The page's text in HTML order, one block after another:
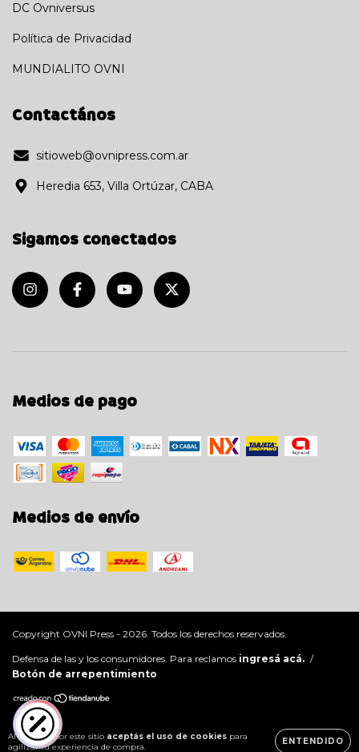
Al navegar por este sitio aceptás el uso de cookies para
agilizar tu experiencia de compra.
ENTENDIDO
DC Ovniversus
Política de Privacidad
MUNDIALITO OVNI
Contactános
sitioweb@ovnipress.com.ar
Heredia 653, Villa Ortúzar, CABA
Sigamos conectados
Medios de pago
Medios de envío
Copyright OVNI Press - 2026. Todos los derechos reservados.
Defensa de las y los consumidores. Para reclamos ingresá acá. /
Botón de arrepentimiento